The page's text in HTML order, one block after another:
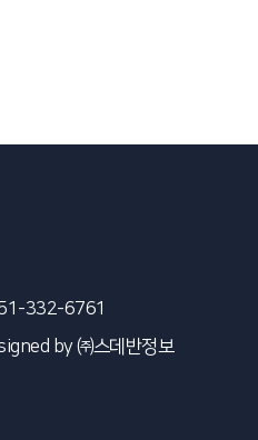
332-6761
by㈜스데반정보